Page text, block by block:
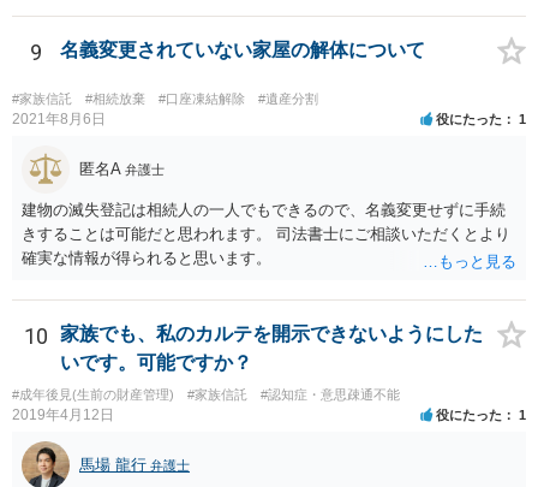
9 名義変更されていない家屋の解体について
#家族信託 #相続放棄 #口座凍結解除 #遺産分割
2021年8月6日 役にたった 1
匿名A 弁護士
建物の滅失登記は相続人の一人でもできるので、名義変更せずに手続
きすることは可能だと思われます。 司法書士にご相談いただくとより
確実な情報が得られると思います。
10
家族でも、私のカルテを開示できないようにした
いです。可能ですか？
#成年後見(生前の財産管理) #家族信託 #認知症・意思疎通不能
2019年4月12日 役にたった 1
馬場 龍行 弁護士